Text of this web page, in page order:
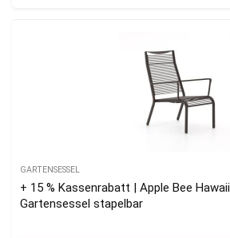
GARTENSESSEL
+ 15 % Kassenrabatt | Apple Bee Hawaii
Gartensessel stapelbar